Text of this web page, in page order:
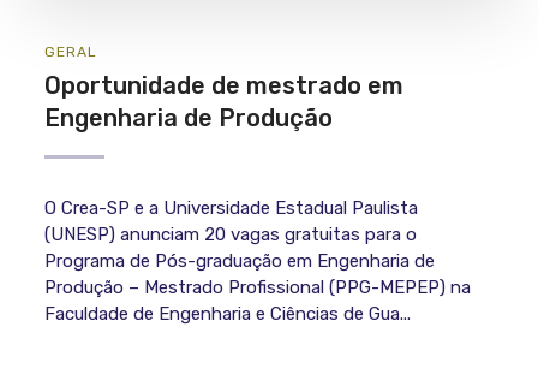
GERAL
Oportunidade de mestrado em
Engenharia de Produção
O Crea-SP e a Universidade Estadual Paulista
(UNESP) anunciam 20 vagas gratuitas para o
Programa de Pós-graduação em Engenharia de
Produção – Mestrado Profissional (PPG-MEPEP) na
Faculdade de Engenharia e Ciências de Gua...